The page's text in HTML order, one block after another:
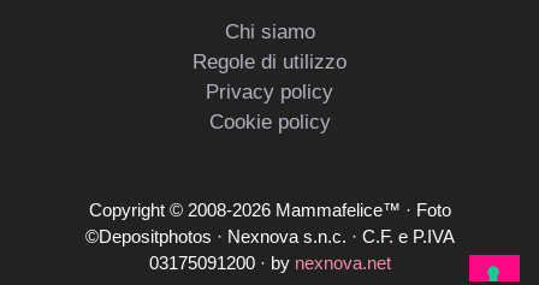
Chi siamo
Regole di utilizzo
Privacy policy
Cookie policy
Copyright © 2008-2026 Mammafelice™ · Foto
©Depositphotos · Nexnova s.n.c. · C.F. e P.IVA
03175091200 · by nexnova.net